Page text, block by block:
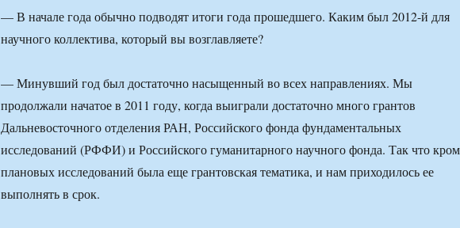
— В начале года обычно подводят итоги года прошедшего. Каким был 2012-й для
научного коллектива, который вы возглавляете?
— Минувший год был достаточно насыщенный во всех направлениях. Мы
продолжали начатое в 2011 году, когда выиграли достаточно много грантов
Дальневосточного отделения РАН, Российского фонда фундаментальных
исследований (РФФИ) и Российского гуманитарного научного фонда. Так что
плановых исследований была еще грантовская тематика, и нам приходилось ее
выполнять в срок.